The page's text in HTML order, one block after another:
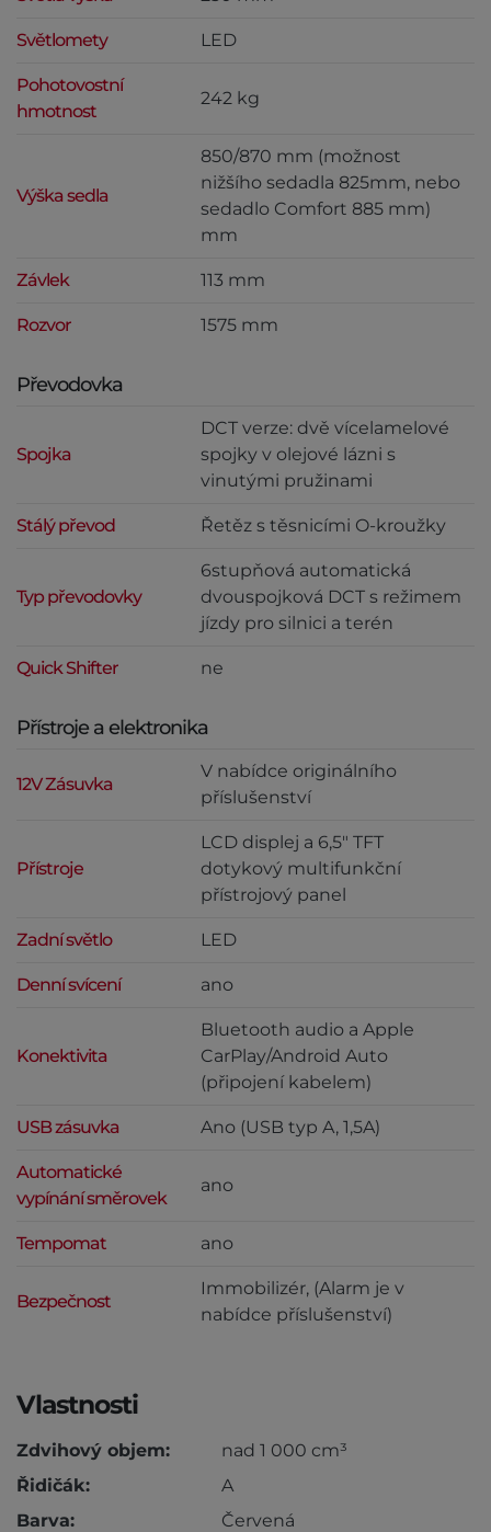
Světlomety LED
Pohotovostní
hmotnost
242 kg
Výška sedla
850/870 mm (možnost
nižšího sedadla 825mm, nebo
sedadlo Comfort 885 mm)
mm
Závlek 113 mm
Rozvor 1575 mm
Převodovka
Spojka
DCT verze: dvě vícelamelové
spojky v olejové lázni s
vinutými pružinami
Stálý převod Řetěz s těsnicími O-kroužky
Typ převodovky
6stupňová automatická
dvouspojková DCT s režimem
jízdy pro silnici a terén
Quick Shifter ne
Přístroje a elektronika
12V Zásuvka
V nabídce originálního
příslušenství
Přístroje
LCD displej a 6,5" TFT
dotykový multifunkční
přístrojový panel
Zadní světlo LED
Denní svícení ano
Konektivita
Bluetooth audio a Apple
CarPlay/Android Auto
(připojení kabelem)
USB zásuvka Ano (USB typ A, 1,5A)
Automatické
vypínání směrovek
ano
Tempomat ano
Bezpečnost
Immobilizér, (Alarm je v
nabídce příslušenství)
Vlastnosti
Zdvihový objem:
nad 1 000 cm³
Řidičák:
A
Barva:
Červená